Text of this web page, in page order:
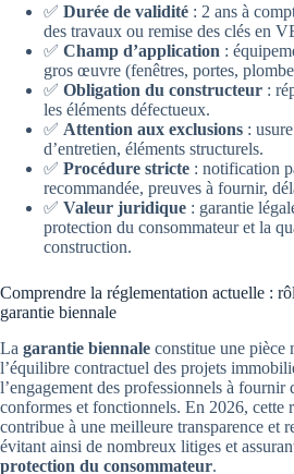
✅ Durée de validité : 2 ans à
des travaux ou remise des clés en
✅ Champ d’application :
gros œuvre (fenêtres, portes,
✅ Obligation du constructeur :
les éléments défectueux.
✅ Attention aux exclusions :
d’entretien, éléments structurels.
✅ Procédure stricte : notification
recommandée, preuves à fournir,
✅ Valeur juridique : garantie
protection du consommateur et la
construction.
Comprendre la réglementation actuelle :
garantie biennale
La garantie biennale constitue une pièce
l’équilibre contractuel des projets
l’engagement des professionnels à fournir
conformes et fonctionnels. En 2026, cette
contribue à une meilleure transparence et
évitant ainsi de nombreux litiges et
protection du consommateur.